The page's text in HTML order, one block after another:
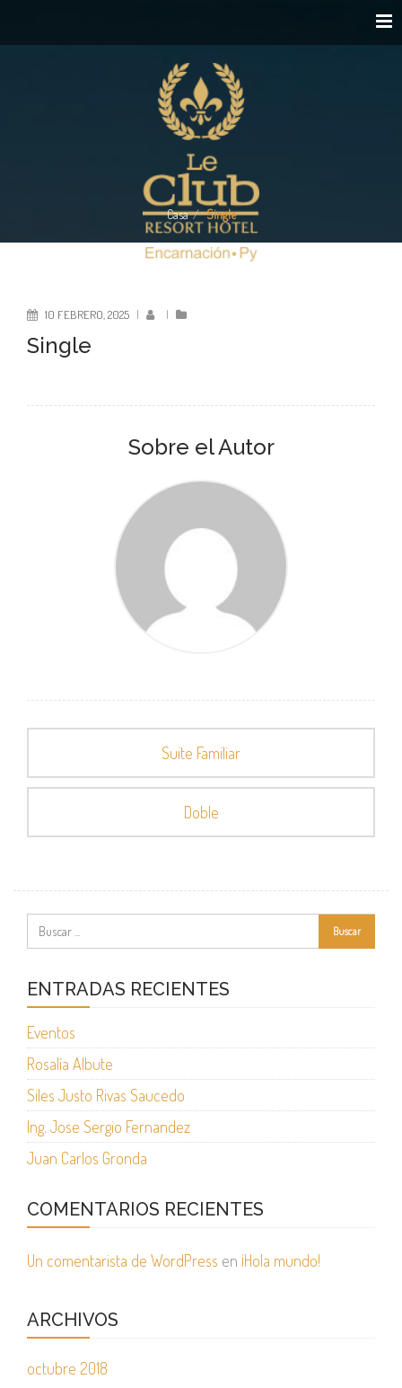
Casa Single
10 FEBRERO, 2025 | |
Single
Sobre el Autor
Suite Familiar
Doble
ENTRADAS RECIENTES
Eventos
Rosalía Albute
Siles Justo Rivas Saucedo
Ing. Jose Sergio Fernandez
Juan Carlos Gronda
COMENTARIOS RECIENTES
Un comentarista de WordPress en ¡Hola mundo!
ARCHIVOS
octubre 2018